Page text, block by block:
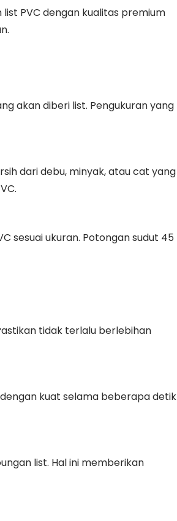
PVC dengan kualitas premium
akan diberi list. Pengukuran yang
dari debu, minyak, atau cat yang
sesuai ukuran. Potongan sudut 45
tidak terlalu berlebihan
kuat selama beberapa detik
list. Hal ini memberikan